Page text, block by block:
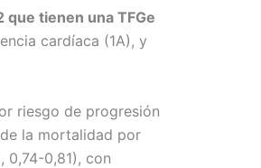
tienen una TFGe
cardíaca (1A), y
riesgo de progresión
la mortalidad por
0,74-0,81), con